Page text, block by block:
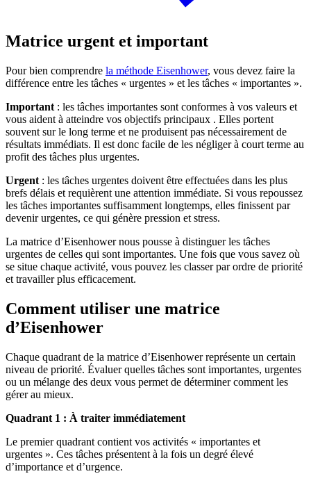
Matrice urgent et important
Pour bien comprendre la méthode Eisenhower, vous devez faire la
différence entre les tâches « urgentes » et les tâches « importantes ».
Important : les tâches importantes sont conformes à vos valeurs et
vous aident à atteindre vos objectifs principaux . Elles portent
souvent sur le long terme et ne produisent pas nécessairement de
résultats immédiats. Il est donc facile de les négliger à court terme au
profit des tâches plus urgentes.
Urgent : les tâches urgentes doivent être effectuées dans les plus
brefs délais et requièrent une attention immédiate. Si vous repoussez
les tâches importantes suffisamment longtemps, elles finissent par
devenir urgentes, ce qui génère pression et stress.
La matrice d’Eisenhower nous pousse à distinguer les tâches
urgentes de celles qui sont importantes. Une fois que vous savez où
se situe chaque activité, vous pouvez les classer par ordre de priorité
et travailler plus efficacement.
Comment utiliser une matrice
d’Eisenhower
Chaque quadrant de la matrice d’Eisenhower représente un certain
niveau de priorité. Évaluer quelles tâches sont importantes, urgentes
ou un mélange des deux vous permet de déterminer comment les
gérer au mieux.
Quadrant 1 : À traiter immédiatement
Le premier quadrant contient vos activités « importantes et
urgentes ». Ces tâches présentent à la fois un degré élevé
d’importance et d’urgence.